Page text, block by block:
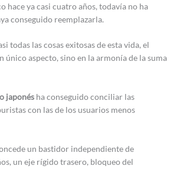
hace ya casi cuatro años, todavía no ha
conseguido reemplazarla.
todas las cosas exitosas de esta vida, el
único aspecto, sino en la armonía de la suma
japonés ha conseguido conciliar las
con las de los usuarios menos
un bastidor independiente de
un eje rígido trasero, bloqueo del